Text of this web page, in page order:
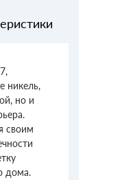
никель,
но и
своим
дома.